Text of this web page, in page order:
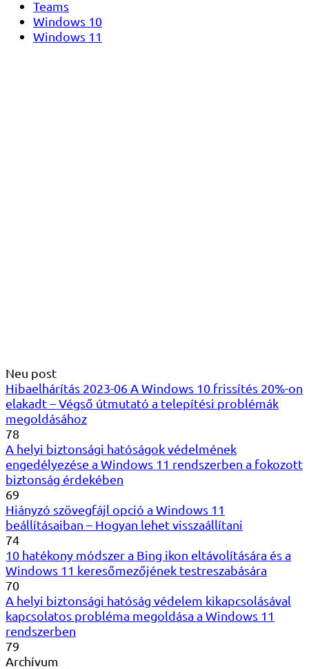
Teams
Windows 10
Windows 11
Neu post
Hibaelhárítás 2023-06 A Windows 10 frissítés 20%-on
elakadt – Végső útmutató a telepítési problémák
megoldásához
78
A helyi biztonsági hatóságok védelmének
engedélyezése a Windows 11 rendszerben a fokozott
biztonság érdekében
69
Hiányzó szövegfájl opció a Windows 11
beállításaiban – Hogyan lehet visszaállítani
74
10 hatékony módszer a Bing ikon eltávolítására és a
Windows 11 keresőmezőjének testreszabására
70
A helyi biztonsági hatóság védelem kikapcsolásával
kapcsolatos probléma megoldása a Windows 11
rendszerben
79
Archívum